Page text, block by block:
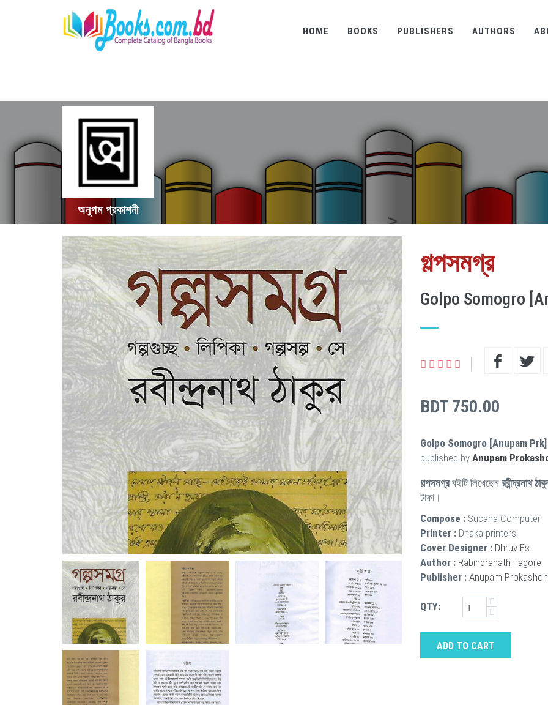
HOME BOOKS PUBLISHERS AUTHORS
অনুপম প্রকাশনী
গল্পসমগ্র
Golpo Somogro
BDT 750.00
Golpo Somogro [Anupam Prk]
published by Anupam
গল্পসমগ্রবইটি লিখেছেন রবীন্দ্রনাথ
টাকা।
Compose : Sucana Computer
Printer : Dhaka printers
Cover Designer : Dhruv Es
Author : Rabindranath Tagore
Publisher : Anupam
QTY:
ADD TO CART